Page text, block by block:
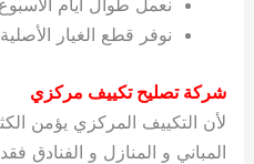
نعمل طوال أيام
نوفر قطع الغيار
شركة تصليح تكييف مركزي
لأن التكييف المركزي يؤمن
المباني و المنازل و الفنادق